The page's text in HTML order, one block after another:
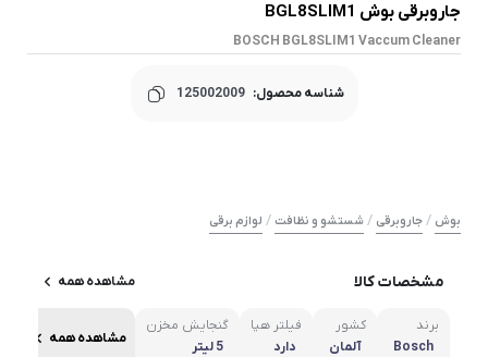
جاروبرقی بوش BGL8SLIM1
BOSCH BGL8SLIM1 Vaccum Cleaner
شناسه محصول: 125002009
بوش / جاروبرقی / شستشو و نظافت / لوازم برقی
مشخصات کالا مشاهده همه
برند
Bosch
کشور
آلمان
فیلتر هپا
دارد
گنجایش مخزن
5 لیتر
مشاهده همه